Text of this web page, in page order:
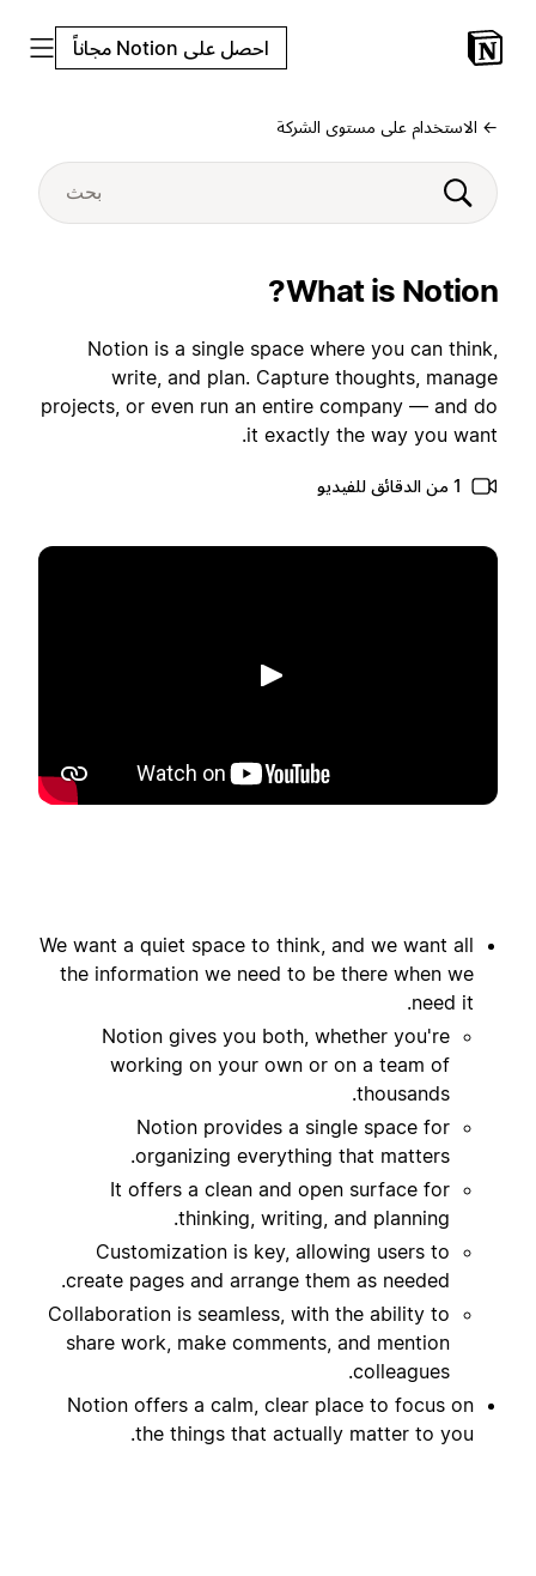
احصل على Notion مجاناً
← الاستخدام على مستوى الشركة
What is Notion?
Notion is a single space where you can think,
write, and plan. Capture thoughts, manage
projects, or even run an entire company — and do
it exactly the way you want.
1 من الدقائق للفيديو
تشغيل
We want a quiet space to think, and we want all
the information we need to be there when we
need it.
Notion gives you both, whether you're
working on your own or on a team of
thousands.
Notion provides a single space for
organizing everything that matters.
It offers a clean and open surface for
thinking, writing, and planning.
Customization is key, allowing users to
create pages and arrange them as needed.
Collaboration is seamless, with the ability to
share work, make comments, and mention
colleagues.
Notion offers a calm, clear place to focus on
the things that actually matter to you.